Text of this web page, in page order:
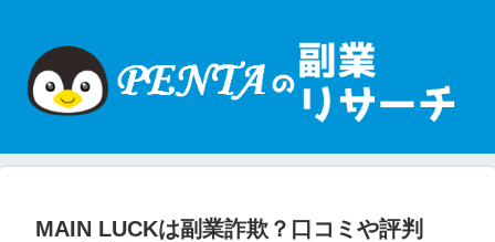
MAIN LUCKは副業詐欺？口コミや評判